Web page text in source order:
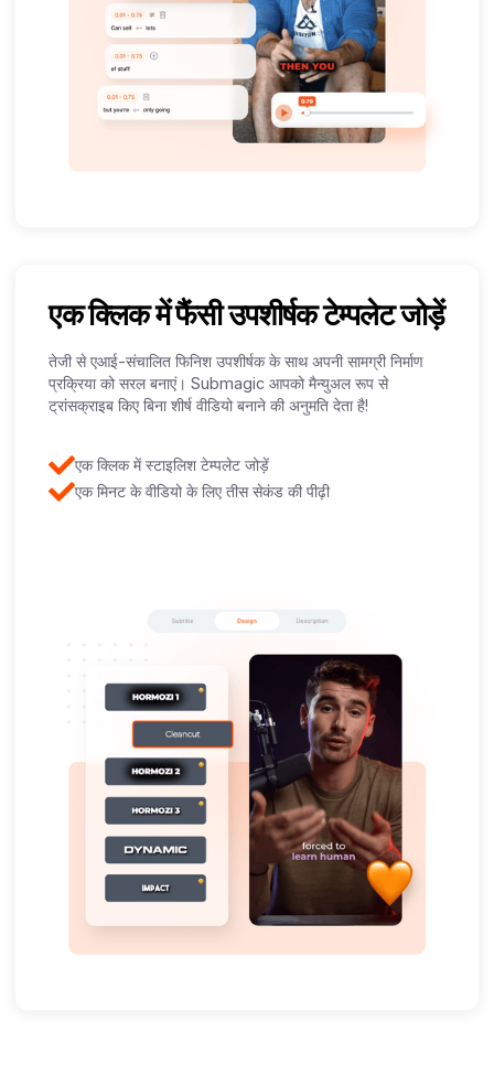
एक क्लिक में फैंसी उपशीर्षक टेम्पलेट जोड़ें
तेजी से एआई-संचालित फिनिश उपशीर्षक के साथ अपनी सामग्री निर्माण
प्रक्रिया को सरल बनाएं। Submagic आपको मैन्युअल रूप से
ट्रांसक्राइब किए बिना शीर्ष वीडियो बनाने की अनुमति देता है!
एक क्लिक में स्टाइलिश टेम्पलेट जोड़ें
एक मिनट के वीडियो के लिए तीस सेकंड की पीढ़ी